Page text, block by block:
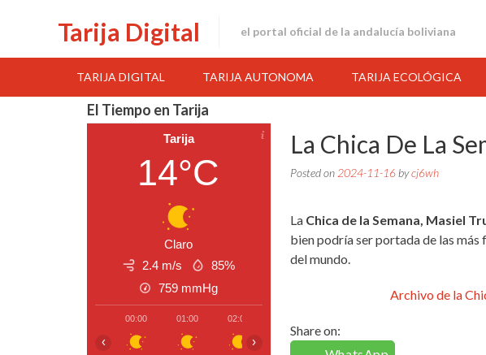
Tarija Digital el portal oficial de la andalucía boliviana
TARIJA DIGITAL TARIJA AUTONOMA TARIJA ECOLÓGICA
La Chica De La
Posted on 2024-11-16bycj6wh
La Chica de la Semana, Masiel
bien podría ser portada de las
del mundo.
Archivo de la
Share on:
El Tiempo en Tarija
Tarija
14°C
Claro
2.4 m/s
85%
759 mmHg
00:00 01:00 02:00
‹ ›